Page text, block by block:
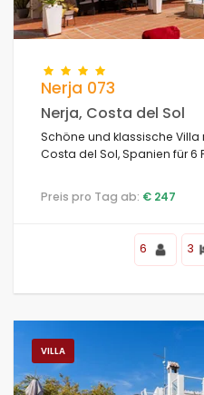
Nerja 073
Nerja, Costa del Sol
Schöne und klassische Villa mit privatem Pool in Nerja,
Costa del Sol, Spanien für 6
Preis pro Tag ab: € 247
6 3
VILLA